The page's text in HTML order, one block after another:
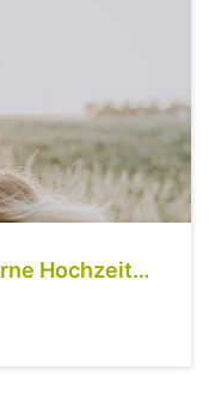
Hochzeiten